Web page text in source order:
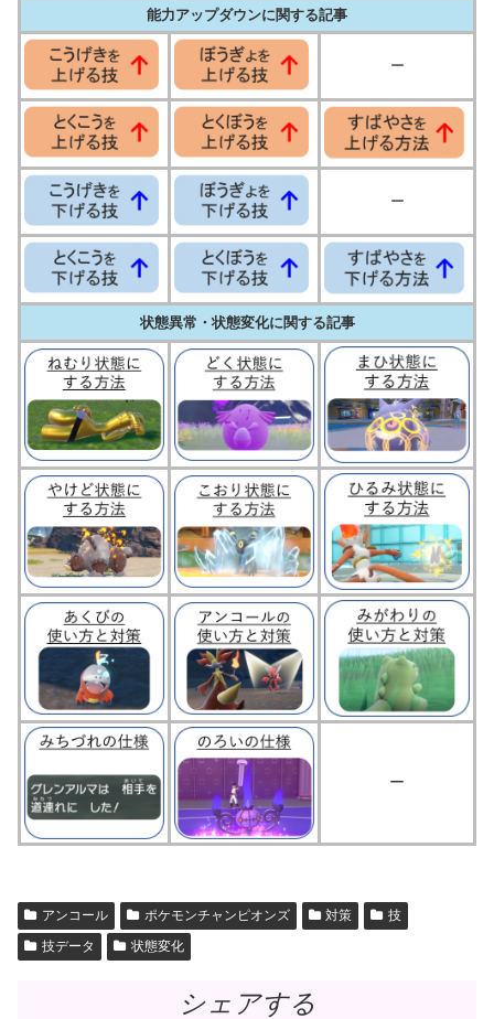
能力アップダウンに関する記事
ー
ー
状態異常・状態変化に関する記事
ー
アンコール ポケモンチャンピオンズ 対策
技
技データ
状態変化
シェアする